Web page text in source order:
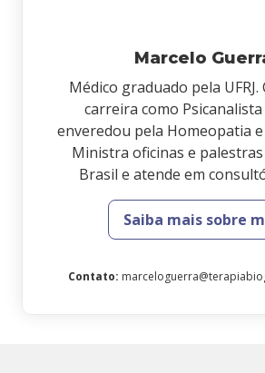
Marcelo
Médico graduado pela UFRJ.
carreira como
enveredou pela Homeopatia
Ministra oficinas e
Brasil e atende em
Saiba mais sobre
Contato: